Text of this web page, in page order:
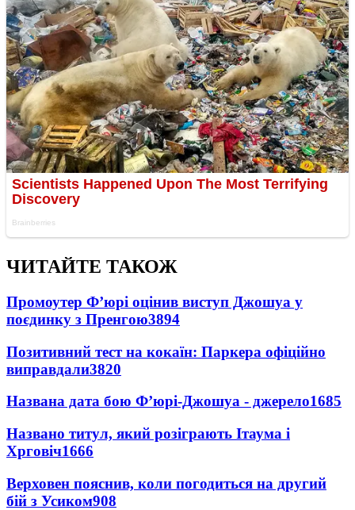
ЧИТАЙТЕ ТАКОЖ
Промоутер Ф’юрі оцінив виступ Джошуа у
поєдинку з Пренгою3894
Позитивний тест на кокаїн: Паркера офіційно
виправдали3820
Названа дата бою Ф’юрі-Джошуа - джерело1685
Названо титул, який розіграють Ітаума і
Хрговіч1666
Верховен пояснив, коли погодиться на другий
бій з Усиком908